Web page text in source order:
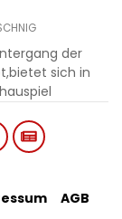
der
sich in
AGB